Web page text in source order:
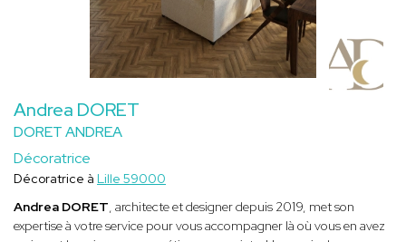
Andrea DORET
DORET ANDREA
Décoratrice
Décoratrice à Lille 59000
Andrea DORET , architecte et designer depuis 2019, met son
expertise à votre service pour vous accompagner là où vous en avez